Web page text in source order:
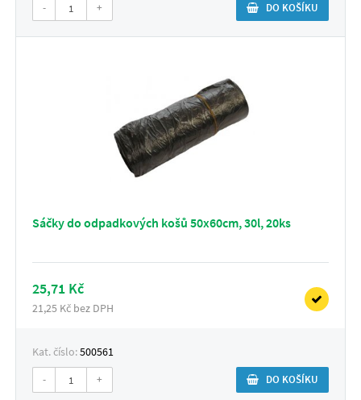
- + DO KOŠÍKU
Sáčky do odpadkových košů 50x60cm, 30l, 20ks
25,71 Kč
21,25 Kč bez DPH
Kat. číslo:500561
- + DO KOŠÍKU